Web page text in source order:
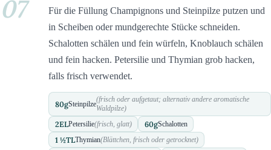
07
Für die Füllung Champignons und Steinpilze putzen und
in Scheiben oder mundgerechte Stücke schneiden.
Schalotten schälen und fein würfeln, Knoblauch schälen
und fein hacken. Petersilie und Thymian grob hacken,
falls frisch verwendet.
80gSteinpilze
(frisch oder aufgetaut; alternativ andere aromatische
Waldpilze)
2ELPetersilie(frisch, glatt) 60gSchalotten
1 ½TLThymian(Blättchen, frisch oder getrocknet)